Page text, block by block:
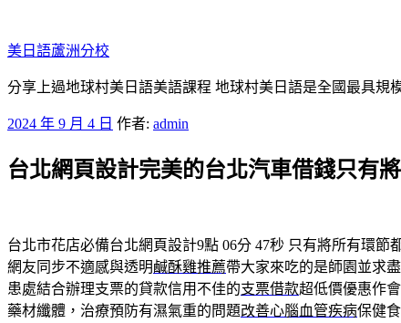
至
主
要
容
美日語蘆洲分校
分享上過地球村美日語美語課程 地球村美日語是全國最具
發
於
2024 年 9 月 4 日 作者: admin
台北網頁設計完美的台北汽車借錢只有
台北市花店必備台北網頁設計9點 06分 47秒 只有將所有環節
網友同步不適感與透明鹹酥雞推薦帶大家來吃的是師園並求
患處結合辦理支票的貸款信用不佳的支票借款超低價優惠作
藥材纖體，治療預防有濕氣重的問題改善心腦血管疾病保健